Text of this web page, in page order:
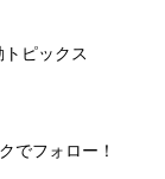
トピックス
でフォロー！